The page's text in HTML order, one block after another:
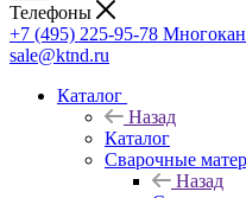
Телефоны
+7 (495) 225-95-78
sale@ktnd.ru
Каталог
Назад
Каталог
Сварочные
Назад